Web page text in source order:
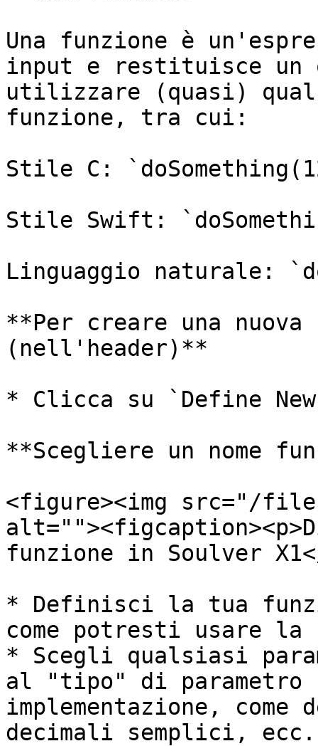
Una funzione è
input e restituisce un
utilizzare (quasi)
funzione, tra cui:
Stile C:
Stile Swift:
Linguaggio naturale:
**Per creare una
(nell'header)**
* Clicca su `Define
**Scegliere un nome
<figure><img src="/files/
funzione in Soulver
* Definisci la tua
come potresti usare
* Scegli qualsiasi
al "tipo" di
implementazione, come
decimali semplici,